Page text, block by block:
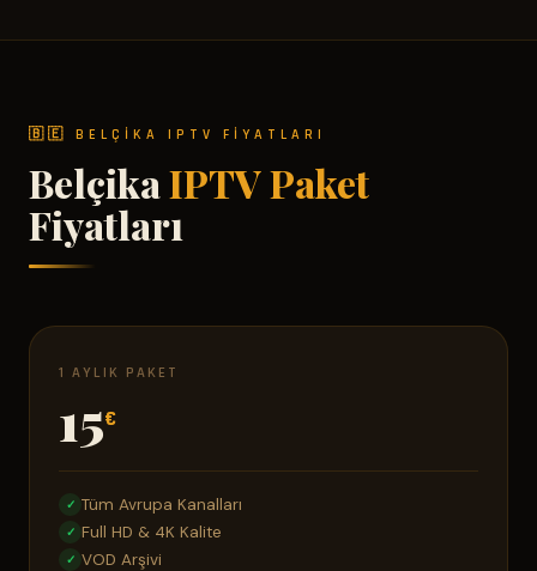
🇧🇪 BELÇIKA IPTV FIYATLARI
BelçikaIPTV Paket
Fiyatları
1 AYLIK PAKET
15€
✓ Tüm Avrupa Kanalları
✓ Full HD & 4K Kalite
✓ VOD Arşivi